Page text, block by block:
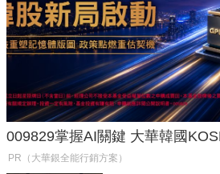
009829掌握AI關鍵 大華韓國
PR（大華銀全能行銷方案）